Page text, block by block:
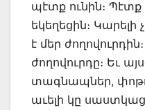
պէտք ունին։
եկեղեցին։ Կարելի
է մեր
ժողովուրդը։ Եւ
տագնապներ,
աւելի կը